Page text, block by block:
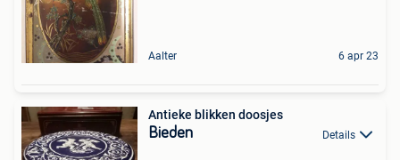
Aalter 6 apr 23
Antieke blikken doosjes
Bieden Details